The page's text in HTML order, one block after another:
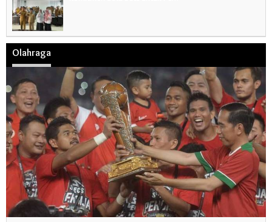
Olahraga